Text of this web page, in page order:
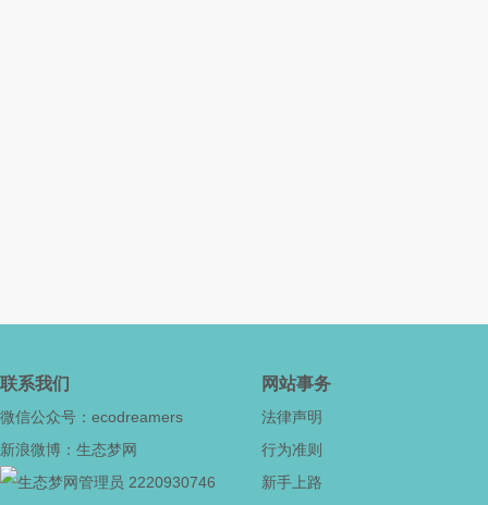
联系我们
微信公众号：ecodreamers
新浪微博：生态梦网
2220930746
网站事务
法律声明
行为准则
新手上路